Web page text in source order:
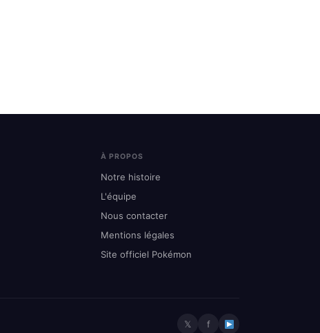
À PROPOS
Notre histoire
L'équipe
Nous contacter
Mentions légales
Site officiel Pokémon
𝕏 f